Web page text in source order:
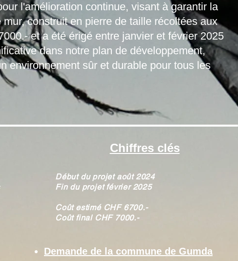
l'amélioration continue, visant à garantir la
construit en pierre de taille récoltées aux
et a été érigé entre janvier et février 2025
dans notre plan de développement,
environnement sûr et durable pour tous les
Chiffres clés
Début du projet août 2024​
Fin du projet février 2025
Coût estimé CHF 6700.-
Coût final CHF 7000.-
Demande de la commune de Gumda